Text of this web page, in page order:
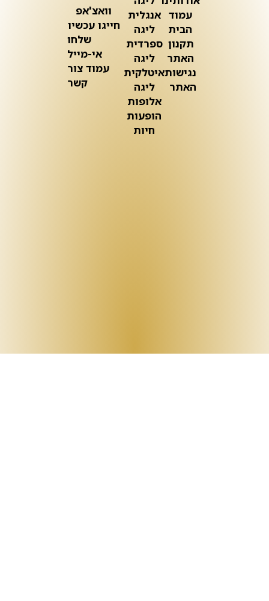
עמוד
הבית
תקנון
האתר
נגישות
האתר
אנגלית
ליגה
ספרדית
ליגה
איטלקית
ליגה
אלופות
הופעות
חיות
וואצ'אפ
חייגו עכשיו
שלחו
אי-מייל
עמוד צור
קשר